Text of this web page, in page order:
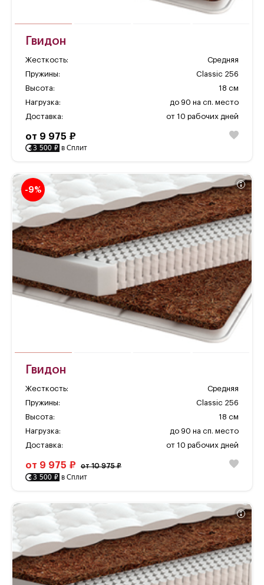
Гвидон
Жесткость:
Средняя
Пружины:
Classic 256
Высота:
18 см
Нагрузка:
до 90 на сп. место
Доставка:
от 10 рабочих дней
от 9 975 ₽
3 500 ₽ в Сплит
-9%
Гвидон
Жесткость:
Средняя
Пружины:
Classic 256
Высота:
18 см
Нагрузка:
до 90 на сп. место
Доставка:
от 10 рабочих дней
от 9 975 ₽ от 10 975 ₽
3 500 ₽ в Сплит